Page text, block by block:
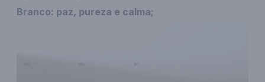
Branco: paz, pureza e calma;